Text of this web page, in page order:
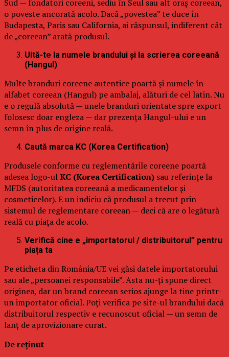
Sud — fondatori coreeni, sediu în Seul sau alt oraș coreean,
o poveste ancorată acolo. Dacă „povestea” te duce în
Budapesta, Paris sau California, ai răspunsul, indiferent cât
de „coreean” arată produsul.
Uită-te la numele brandului și la scrierea coreeană
(Hangul)
Multe branduri coreene autentice poartă și numele în
alfabet coreean (Hangul) pe ambalaj, alături de cel latin. Nu
e o regulă absolută — unele branduri orientate spre export
folosesc doar engleza — dar prezența Hangul-ului e un
semn în plus de origine reală.
Caută marca KC (Korea Certification)
Produsele conforme cu reglementările coreene poartă
adesea logo-ulKC (Korea Certification) sau referințe la
MFDS (autoritatea coreeană a medicamentelor și
cosmeticelor). E un indiciu că produsul a trecut prin
sistemul de reglementare coreean — deci că are o legătură
reală cu piața de acolo.
Verifică cine e „importatorul / distribuitorul” pentru
piața ta
Pe eticheta din România/UE vei găsi datele importatorului
sau ale „persoanei responsabile”. Asta nu-ți spune direct
originea, dar un brand coreean serios ajunge la tine printr-
un importator oficial. Poți verifica pe site-ul brandului dacă
distribuitorul respectiv e recunoscut oficial — un semn de
lanț de aprovizionare curat.
De reținut